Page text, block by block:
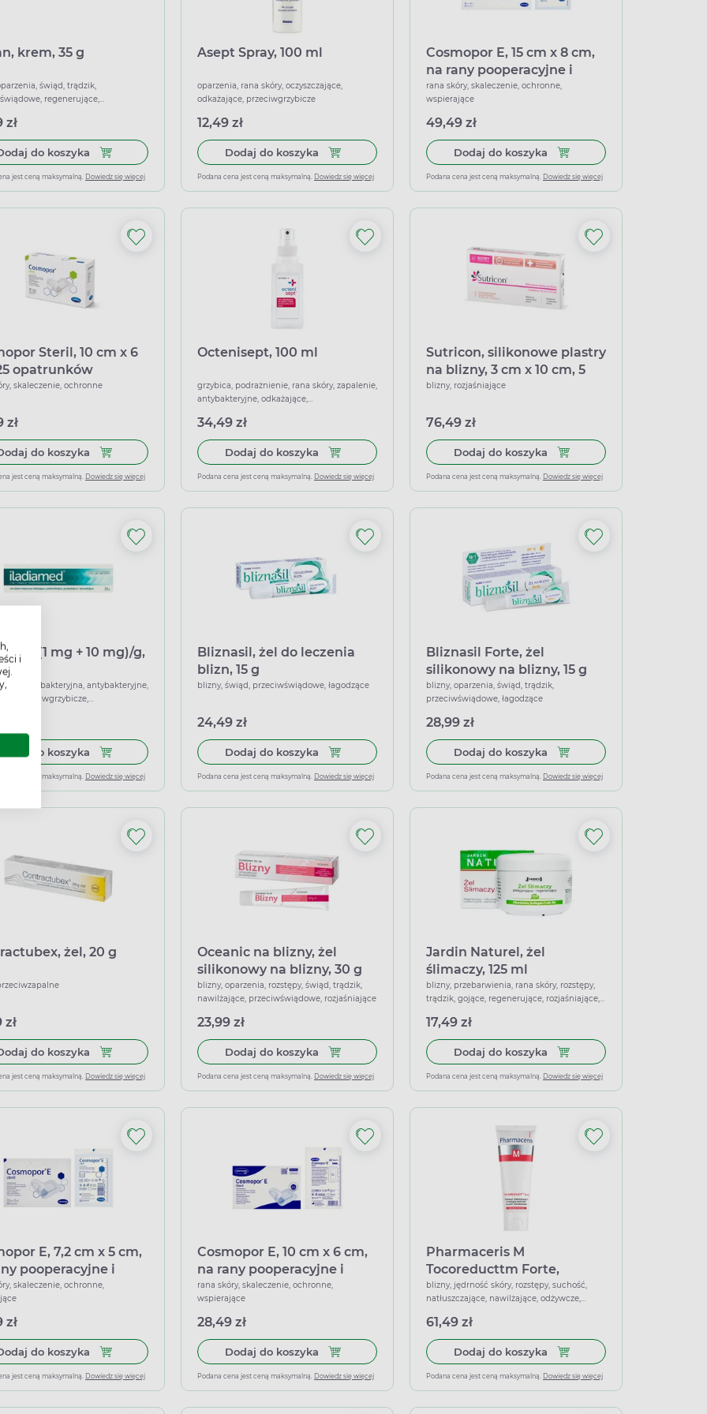
i
krem, 35 g
świąd, trądzik,
regenerujące,
zł
do koszyka Dodaj do koszyka Cepan, krem, 35 g
jest ceną maksymalną. Dowiedz się więcej
Asept Spray, 100 ml
oparzenia, rana skóry, oczyszczające,
odkażające, przeciwgrzybicze
12,49 zł
Dodaj do koszyka Dodaj do koszyka Asept Spray, 100 ml
Podana cena jest ceną maksymalną. Dowiedz się więcej
Cosmopor E, 15 cm x 8 cm,
na rany pooperacyjne i
pozabiegowe, 25
opatrunków
rana skóry, skaleczenie, ochronne,
wspierające
49,49 zł
Dodaj do koszyka Dodaj do koszyka
Podana cena jest ceną maksymalną. Dowiedz się więcej
Steril, 10 cm x 6
opatrunków
skaleczenie, ochronne
zł
do koszyka Dodaj do koszyka Cosmopor Steril, 10 cm x 6 cm, 25 opatrunków
jest ceną maksymalną. Dowiedz się więcej
Octenisept, 100 ml
grzybica, podrażnienie, rana skóry, zapalenie,
antybakteryjne, odkażające,
34,49 zł
Dodaj do koszyka Dodaj do koszyka Octenisept, 100 ml
Podana cena jest ceną maksymalną. Dowiedz się więcej
Sutricon, silikonowe plastry
na blizny, 3 cm x 10 cm, 5
sztuk
blizny, rozjaśniające
76,49 zł
Dodaj do koszyka Dodaj do koszyka Sutricon,
Podana cena jest ceną maksymalną. Dowiedz się więcej
(1 mg + 10 mg)/g,
g
infekcja bakteryjna, antybakteryjne,
przeciwgrzybicze,
do koszyka Dodaj do koszyka Iladiamed (1 mg + 10 mg)/g, żel, 30 g
jest ceną maksymalną. Dowiedz się więcej
Bliznasil, żel do leczenia
blizn, 15 g
blizny, świąd, przeciwświądowe, łagodzące
24,49 zł
Dodaj do koszyka Dodaj do koszyka Bliznasil, żel do leczenia blizn, 15 g
Podana cena jest ceną maksymalną. Dowiedz się więcej
Bliznasil Forte, żel
silikonowy na blizny, 15 g
blizny, oparzenia, świąd, trądzik,
przeciwświądowe, łagodzące
28,99 zł
Dodaj do koszyka Dodaj do koszyka Bliznasil
Podana cena jest ceną maksymalną. Dowiedz się więcej
żel, 20 g
zł
do koszyka Dodaj do koszyka Contractubex, żel, 20 g
jest ceną maksymalną. Dowiedz się więcej
Oceanic na blizny, żel
silikonowy na blizny, 30 g
blizny, oparzenia, rozstępy, świąd, trądzik,
nawilżające, przeciwświądowe, rozjaśniające
23,99 zł
Dodaj do koszyka Dodaj do koszyka Oceanic na blizny, żel silikonowy na blizny, 30 g
Podana cena jest ceną maksymalną. Dowiedz się więcej
Jardin Naturel, żel
ślimaczy, 125 ml
blizny, przebarwienia, rana skóry, rozstępy,
trądzik, gojące, regenerujące, rozjaśniające,
17,49 zł
Dodaj do koszyka Dodaj do koszyka Jardin
Podana cena jest ceną maksymalną. Dowiedz się więcej
E, 7,2 cm x 5 cm,
pooperacyjne i
50
skaleczenie, ochronne,
zł
do koszyka Dodaj do koszyka Cosmopor E, 7,2 cm x 5 cm, na rany pooperacyjne i pozabiegowe, 50 opatrunków
jest ceną maksymalną. Dowiedz się więcej
Cosmopor E, 10 cm x 6 cm,
na rany pooperacyjne i
pozabiegowe, 25
opatrunków
rana skóry, skaleczenie, ochronne,
wspierające
28,49 zł
Dodaj do koszyka Dodaj do koszyka Cosmopor E, 10 cm x 6 cm, na rany pooperacyjne i
Podana cena jest ceną maksymalną. Dowiedz się więcej
Pharmaceris M
Tocoreducttm Forte,
preparat zmniejszający
istniejące rozstępy i blizny
poporodowe, 75 ml
blizny, jędrność skóry, rozstępy, suchość,
natłuszczające, nawilżające, odżywcze,
61,49 zł
Dodaj do koszyka Dodaj do koszyka
Podana cena jest ceną maksymalną. Dowiedz się więcej